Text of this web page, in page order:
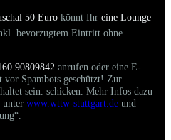
50 Euro könnt Ihr eine Lounge
bevorzugtem Eintritt ohne
90809842 anrufen oder eine E-
vor Spambots geschützt! Zur
sein. schicken. Mehr Infos dazu
unter www.wttw-stuttgart.de und